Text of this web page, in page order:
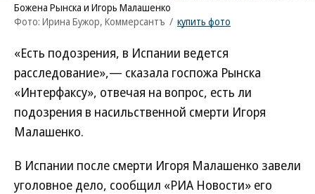
Божена Рынска и Игорь Малашенко
Фото: Ирина Бужор, Коммерсантъ / купить фото
«Есть подозрения, в Испании ведется
расследование»,— сказала госпожа Рынска
«Интерфаксу», отвечая на вопрос, есть ли
подозрения в насильственной смерти Игоря
Малашенко.
В Испании после смерти Игоря Малашенко завели
уголовное дело, сообщил «РИА Новости» его